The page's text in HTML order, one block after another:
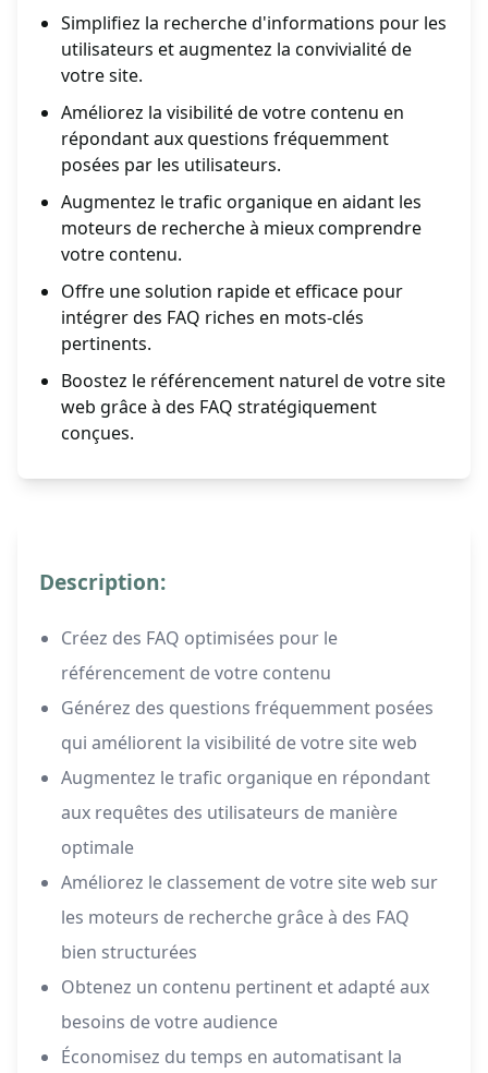
Simplifiez la recherche d'informations pour les
utilisateurs et augmentez la convivialité de
votre site.
Améliorez la visibilité de votre contenu en
répondant aux questions fréquemment
posées par les utilisateurs.
Augmentez le trafic organique en aidant les
moteurs de recherche à mieux comprendre
votre contenu.
Offre une solution rapide et efficace pour
intégrer des FAQ riches en mots-clés
pertinents.
Boostez le référencement naturel de votre site
web grâce à des FAQ stratégiquement
conçues.
Description:
Créez des FAQ optimisées pour le
référencement de votre contenu
Générez des questions fréquemment posées
qui améliorent la visibilité de votre site web
Augmentez le trafic organique en répondant
aux requêtes des utilisateurs de manière
optimale
Améliorez le classement de votre site web sur
les moteurs de recherche grâce à des FAQ
bien structurées
Obtenez un contenu pertinent et adapté aux
besoins de votre audience
Économisez du temps en automatisant la